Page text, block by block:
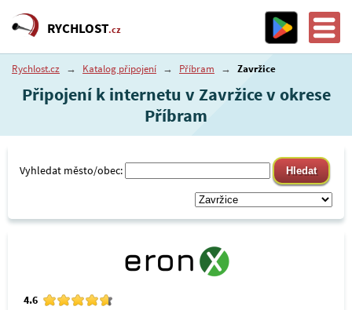
RYCHLOST.cz
Rychlost.cz → Katalog připojení → Příbram → Zavržice
Připojení k internetu v Zavržice v okrese
Příbram
Vyhledat město/obec:
4.6